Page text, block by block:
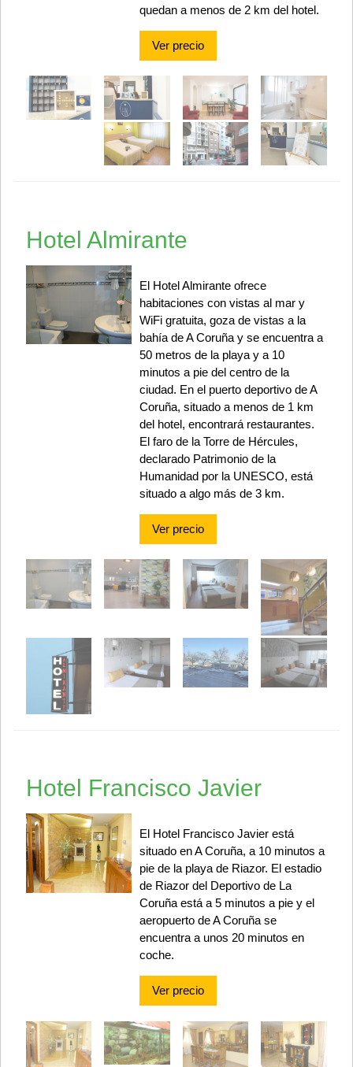
quedan a menos de 2 km del hotel.
Ver precio
Hotel Almirante
El Hotel Almirante ofrece
habitaciones con vistas al mar y
WiFi gratuita, goza de vistas a la
bahía de A Coruña y se encuentra a
50 metros de la playa y a 10
minutos a pie del centro de la
ciudad. En el puerto deportivo de A
Coruña, situado a menos de 1 km
del hotel, encontrará restaurantes.
El faro de la Torre de Hércules,
declarado Patrimonio de la
Humanidad por la UNESCO, está
situado a algo más de 3 km.
Ver precio
Hotel Francisco Javier
El Hotel Francisco Javier está
situado en A Coruña, a 10 minutos a
pie de la playa de Riazor. El estadio
de Riazor del Deportivo de La
Coruña está a 5 minutos a pie y el
aeropuerto de A Coruña se
encuentra a unos 20 minutos en
coche.
Ver precio